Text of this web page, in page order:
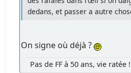
dedans, et passer a autre
On signe où déjà ?
Pas de FF à 50 ans, vie ratée !